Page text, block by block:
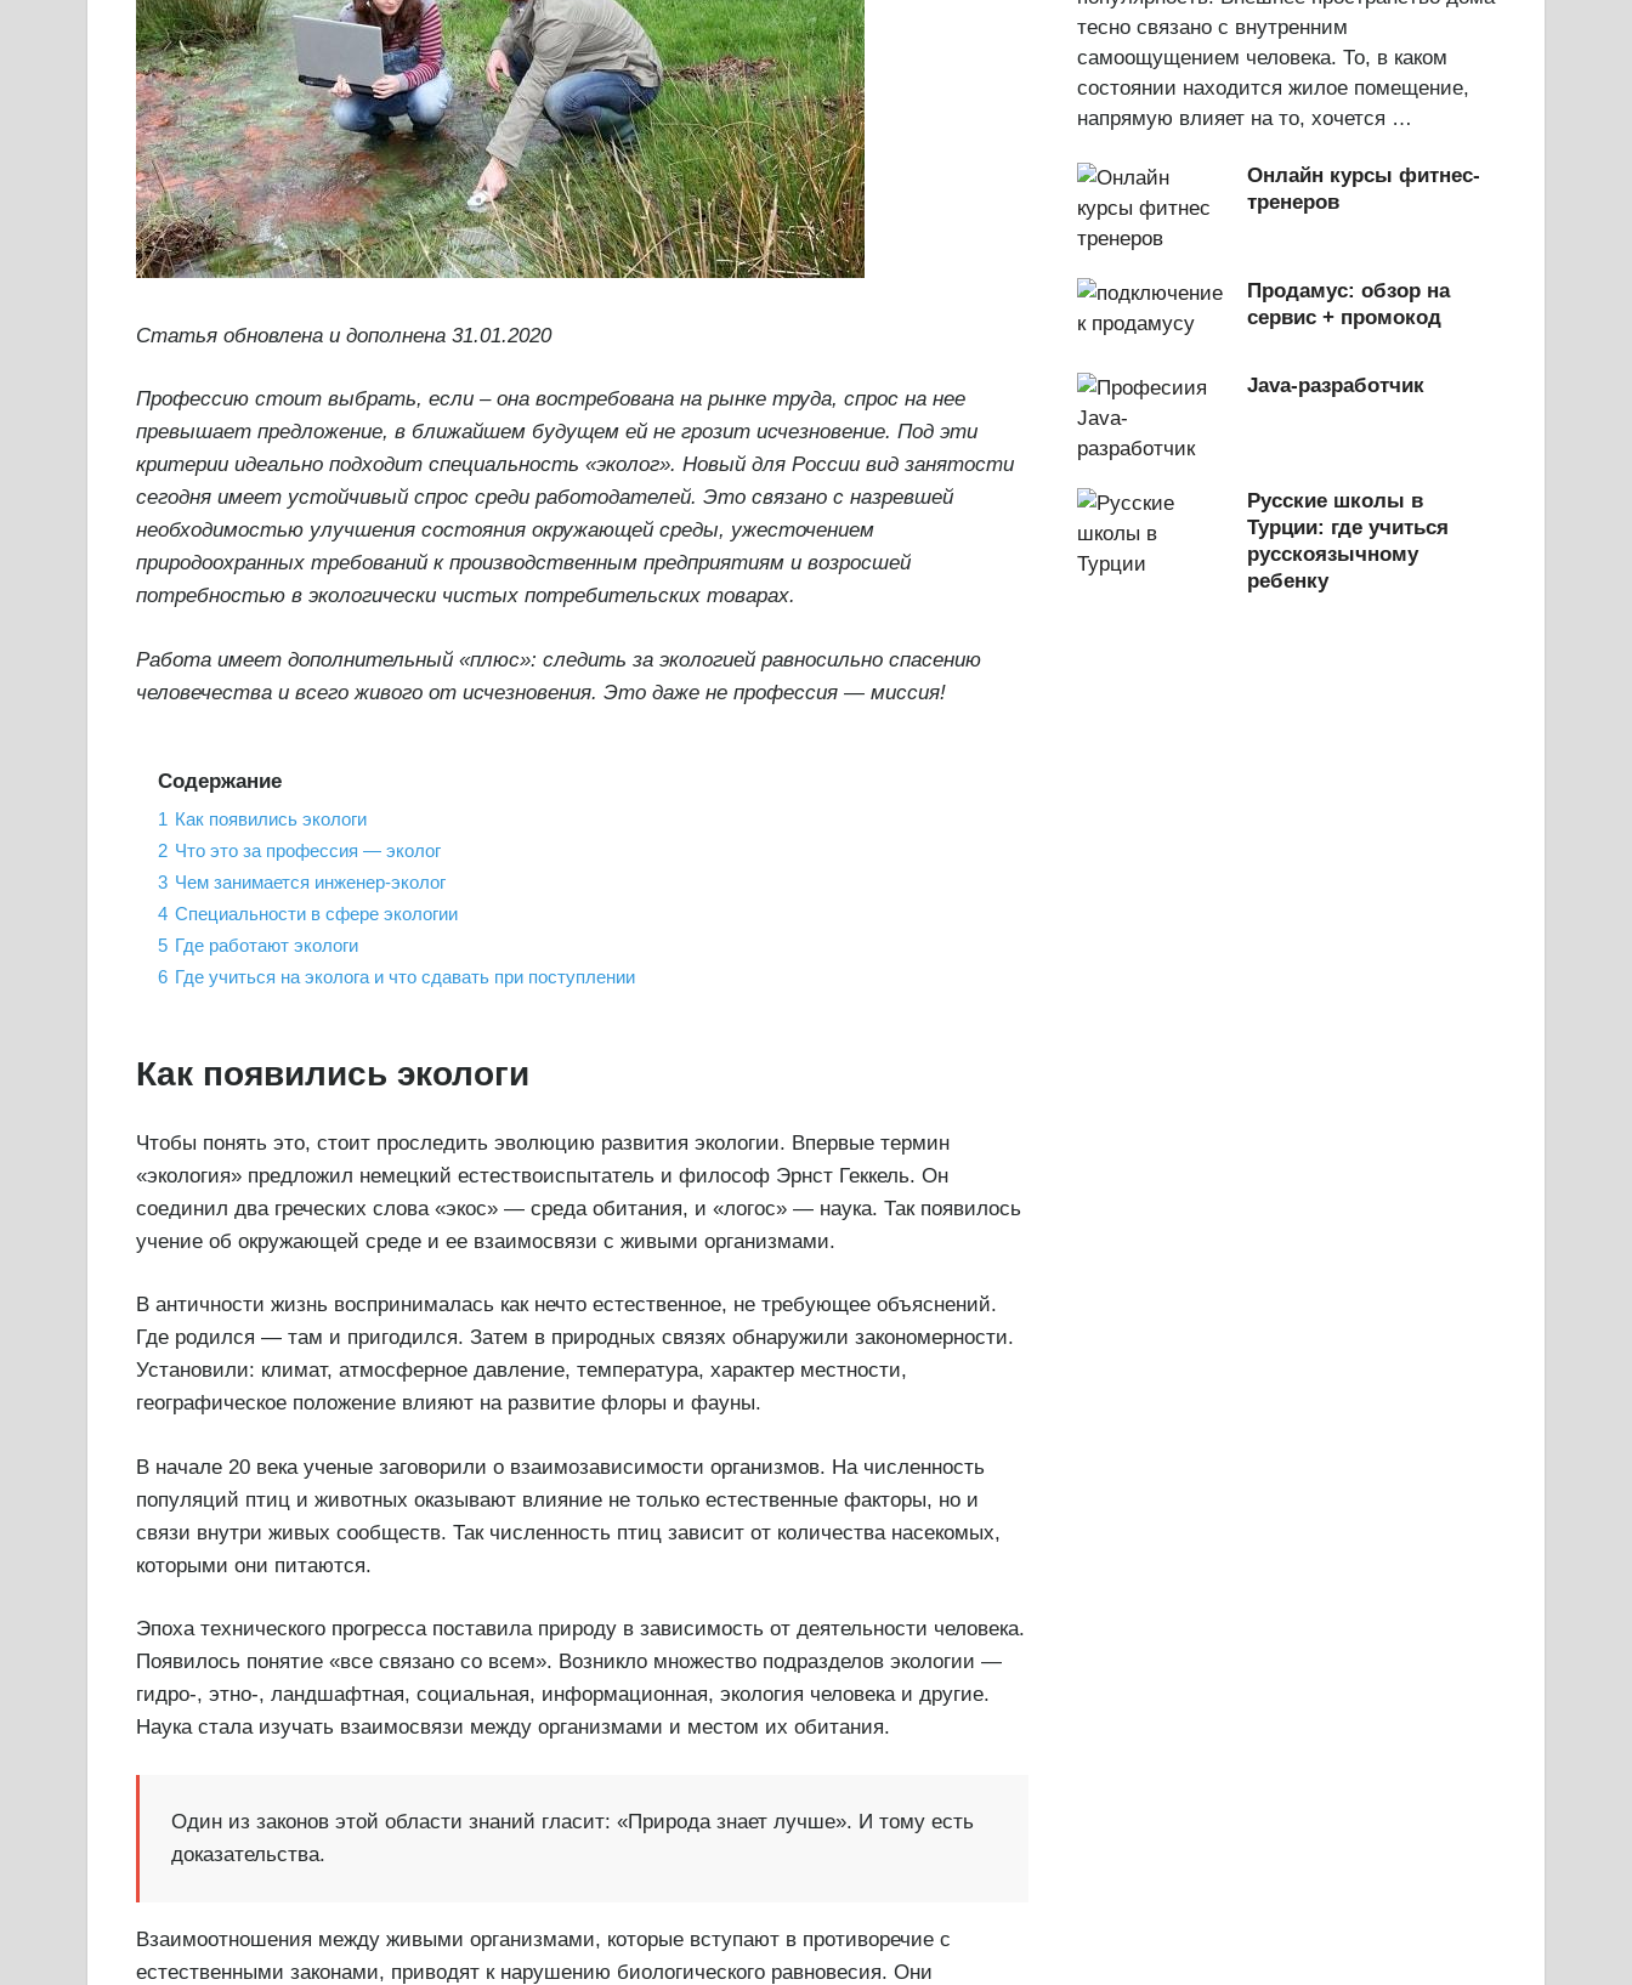
Статья обновлена и дополнена 31.01.2020
Профессию стоит выбрать, если – она востребована на рынке труда, спрос на нее
превышает предложение, в ближайшем будущем ей не грозит исчезновение. Под эти
критерии идеально подходит специальность «эколог». Новый для России вид занятости
сегодня имеет устойчивый спрос среди работодателей. Это связано с назревшей
необходимостью улучшения состояния окружающей среды, ужесточением
природоохранных требований к производственным предприятиям и возросшей
потребностью в экологически чистых потребительских товарах.
Работа имеет дополнительный «плюс»: следить за экологией равносильно спасению
человечества и всего живого от исчезновения. Это даже не профессия — миссия!
Содержание
1 Как появились экологи
2 Что это за профессия — эколог
3 Чем занимается инженер-эколог
4 Специальности в сфере экологии
5 Где работают экологи
6 Где учиться на эколога и что сдавать при поступлении
Как появились экологи
Чтобы понять это, стоит проследить эволюцию развития экологии. Впервые термин
«экология» предложил немецкий естествоиспытатель и философ Эрнст Геккель. Он
соединил два греческих слова «экос» — среда обитания, и «логос» — наука. Так появилось
учение об окружающей среде и ее взаимосвязи с живыми организмами.
В античности жизнь воспринималась как нечто естественное, не требующее объяснений.
Где родился — там и пригодился. Затем в природных связях обнаружили закономерности.
Установили: климат, атмосферное давление, температура, характер местности,
географическое положение влияют на развитие флоры и фауны.
В начале 20 века ученые заговорили о взаимозависимости организмов. На численность
популяций птиц и животных оказывают влияние не только естественные факторы, но и
связи внутри живых сообществ. Так численность птиц зависит от количества насекомых,
которыми они питаются.
Эпоха технического прогресса поставила природу в зависимость от деятельности человека.
Появилось понятие «все связано со всем». Возникло множество подразделов экологии —
гидро-, этно-, ландшафтная, социальная, информационная, экология человека и другие.
Наука стала изучать взаимосвязи между организмами и местом их обитания.
Один из законов этой области знаний гласит: «Природа знает лучше». И тому есть
доказательства.
Взаимоотношения между живыми организмами, которые вступают в противоречие с
естественными законами, приводят к нарушению биологического равновесия. Они
тесно связано с внутренним
самоощущением человека. То, в каком
состоянии находится жилое помещение,
напрямую влияет на то, хочется …
Онлайн курсы фитнес-
тренеров
Продамус: обзор на
сервис + промокод
Java-разработчик
Русские школы в
Турции: где учиться
русскоязычному
ребенку